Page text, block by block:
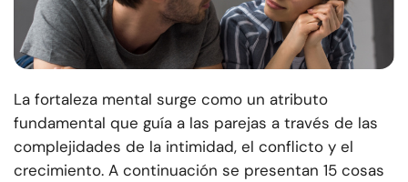
La fortaleza mental surge como un atributo
fundamental que guía a las parejas a través de las
complejidades de la intimidad, el conflicto y el
crecimiento. A continuación se presentan 15 cosas